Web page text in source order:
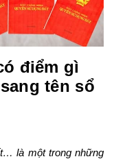
điểm gì
tên sổ
là một trong những